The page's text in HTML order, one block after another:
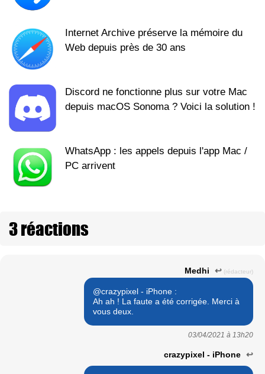
Internet Archive préserve la mémoire du
Web depuis près de 30 ans
Discord ne fonctionne plus sur votre Mac
depuis macOS Sonoma ? Voici la solution !
WhatsApp : les appels depuis l'app Mac /
PC arrivent
3 réactions
Medhi ↩ (rédacteur)
@crazypixel - iPhone :
Ah ah ! La faute a été corrigée. Merci à
vous deux.
03/04/2021 à 13h20
crazypixel - iPhone ↩